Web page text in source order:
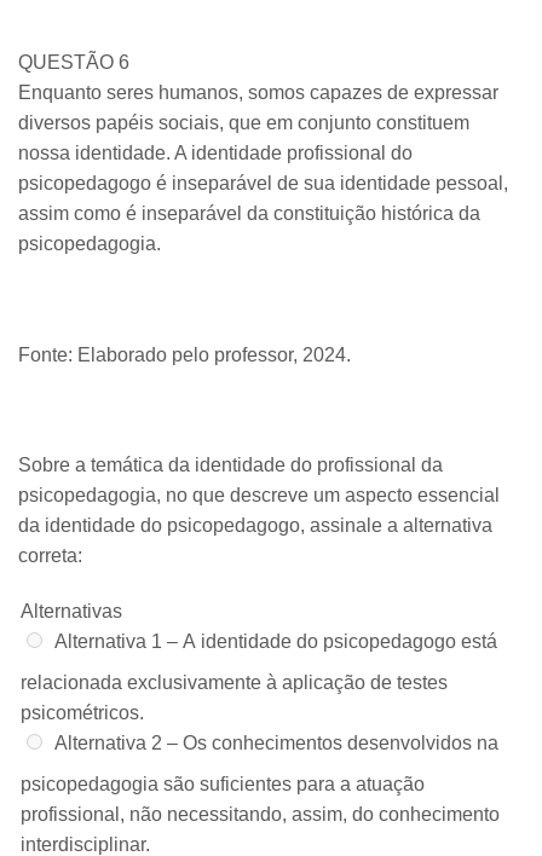
QUESTÃO 6
Enquanto seres humanos, somos capazes de expressar
diversos papéis sociais, que em conjunto constituem
nossa identidade. A identidade profissional do
psicopedagogo é inseparável de sua identidade pessoal,
assim como é inseparável da constituição histórica da
psicopedagogia.
Fonte: Elaborado pelo professor, 2024.
Sobre a temática da identidade do profissional da
psicopedagogia, no que descreve um aspecto essencial
da identidade do psicopedagogo, assinale a alternativa
correta:
Alternativas
Alternativa 1 – A identidade do psicopedagogo está
relacionada exclusivamente à aplicação de testes
psicométricos.
Alternativa 2 – Os conhecimentos desenvolvidos na
psicopedagogia são suficientes para a atuação
profissional, não necessitando, assim, do conhecimento
interdisciplinar.